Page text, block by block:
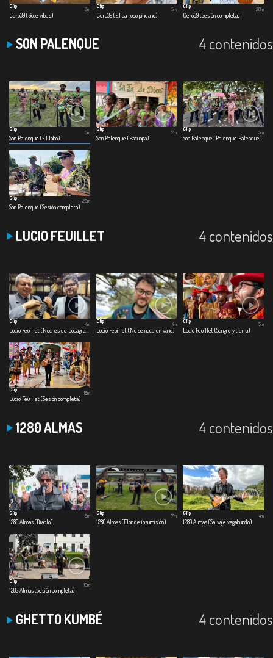
Clip
Cero39 (Gute vibes)
6m
Clip
Cero39 (El barroso pineano)
5m
Clip
Cero39 (Sesión completa)
20m
SON PALENQUE 4 contenidos
Clip
Son Palenque (El lobo)
5m
Clip
Son Palenque (Pacuapa)
7m
Clip
Son Palenque (Palenque Palenque)
5m
Clip
Son Palenque (Sesión completa)
22m
LUCIO FEUILLET 4 contenidos
Clip
4m
Clip
Lucio Feuillet (No se nace en vano)
4m
Clip
Lucio Feuillet (Sangre y tierra)
5m
Clip
Lucio Feuillet (Sesión completa)
18m
1280 ALMAS 4 contenidos
Clip
1280 Almas (Diablo)
5m
Clip
1280 Almas (Flor de insumisión)
7m
Clip
1280 Almas (Salvaje vagabundo)
4m
Clip
1280 Almas (Sesión completa)
19m
GHETTO KUMBÉ 4 contenidos